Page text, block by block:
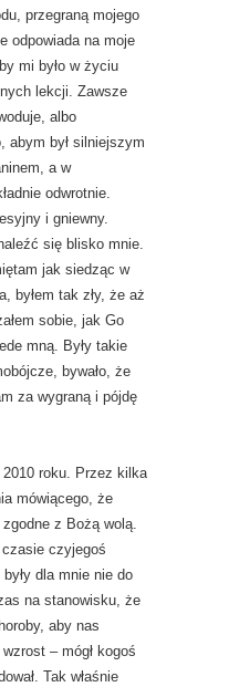
przegraną mojego
odpowiada na moje
mi było w życiu
lekcji. Zawsze
albo
abym był silniejszym
a w
odwrotnie.
i gniewny.
się blisko mnie.
jak siedząc w
byłem tak zły, że aż
sobie, jak Go
mną. Były takie
bywało, że
za wygraną i pójdę
2010 roku. Przez kilka
mówiącego, że
z Bożą wolą.
czasie czyjegoś
dla mnie nie do
na stanowisku, że
aby nas
– mógł kogoś
Tak właśnie